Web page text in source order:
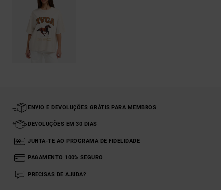
ENVIO E DEVOLUÇÕES GRÁTIS PARA MEMBROS
DEVOLUÇÕES EM 30 DIAS
JUNTA-TE AO PROGRAMA DE FIDELIDADE
PAGAMENTO 100% SEGURO
PRECISAS DE AJUDA?